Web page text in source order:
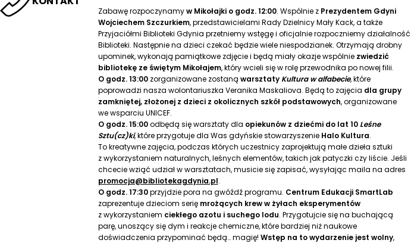
Zabawę rozpoczynamyw Mikołajki o godz. 12:00. Wspólnie z Prezydentem Gdyni
Wojciechem Szczurkiem, przedstawicielami Rady Dzielnicy Mały Kack, a także
Przyjaciółmi Biblioteki Gdynia przetniemy wstęgę i oficjalnie rozpoczniemy działalność
Biblioteki. Następnie na dzieci czekać będzie wiele niespodzianek. Otrzymają drobny
upominek, wykonają pamiątkowe zdjęcie i będą miały okazje wspólnie zwiedzić
bibliotekę ze świętym Mikołajem, który wcieli się w rolę przewodnika po nowej filii.
O godz. 13:00zorganizowane zostaną warsztaty Kultura w alfabecie, które
poprowadzi nasza wolontariuszka Veranika Maskaliova. Będą to zajęcia dla grupy
zamkniętej, złożonej z dzieci z okolicznych szkół podstawowych, organizowane
we wsparciu UNICEF.
O godz. 15:00odbędą się warsztaty dla opiekunów z dziećmi do lat 10 Leśne
Sztu(cz)ki, które przygotuje dla Was gdyńskie stowarzyszenie Halo Kultura.
To kreatywne zajęcia, podczas których uczestnicy zaprojektują małe dzieła sztuki
z wykorzystaniem naturalnych, leśnych elementów, takich jak patyczki czy liście. Jeśli
chcecie wziąć udział w warsztatach, musicie się zapisać, wysyłając maila na adres
promocja@bibliotekagdynia.pl.
O godz. 17:30przyjdzie pora na gwóźdź programu. Centrum Edukacji SmartLab
zaprezentuje dzieciom serię mrożących krew w żyłach eksperymentów
z wykorzystaniem ciekłego azotu i suchego lodu. Przygotujcie się na buchającą
parę, unoszący się dym i reakcje chemiczne, które bardziej niż naukowe
doświadczenia przypominać będą… magię! Wstęp na to wydarzenie jest wolny,